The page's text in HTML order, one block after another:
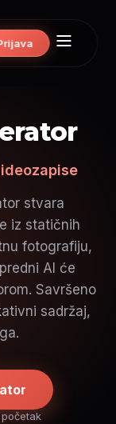
stvara
iz statičnih
fotografiju,
AI će
Savršeno
sadržaj,